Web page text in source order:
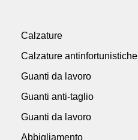
Calzature
Calzature antinfortunistiche
Guanti da lavoro
Guanti anti-taglio
Guanti da lavoro
Abbigliamento